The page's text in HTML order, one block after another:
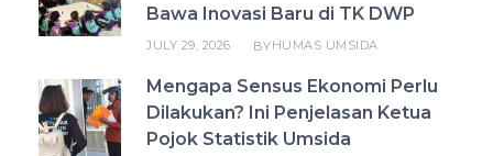
Bawa Inovasi Baru di TK DWP
JULY 29, 2026 BYHUMAS UMSIDA
Mengapa Sensus Ekonomi Perlu
Dilakukan? Ini Penjelasan Ketua
Pojok Statistik Umsida